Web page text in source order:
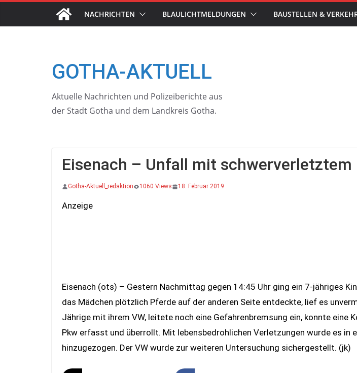
GOTHA-AKTUELL
Aktuelle Nachrichten und Polizeiberichte aus
der Stadt Gotha und dem Landkreis Gotha.
NACHRICHTEN BLAULICHTMELDUNGEN BAUSTELLEN &
Eisenach – Unfall mit schwerverletztem
Gotha-Aktuell_redaktion 1060 Views 18. Februar 2019
Anzeige
Eisenach (ots) – Gestern Nachmittag gegen 14:45 Uhr ging ein 7-jähriges
das Mädchen plötzlich Pferde auf der anderen Seite entdeckte, lief es
Jährige mit ihrem VW, leitete noch eine Gefahrenbremsung ein, konnte eine
Pkw erfasst und überrollt. Mit lebensbedrohlichen Verletzungen wurde es in
hinzugezogen. Der VW wurde zur weiteren Untersuchung sichergestellt. (jk)